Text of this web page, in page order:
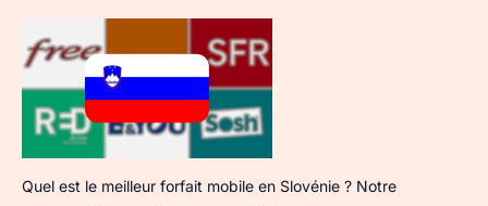
Quel est le meilleur forfait mobile en Slovénie ? Notre